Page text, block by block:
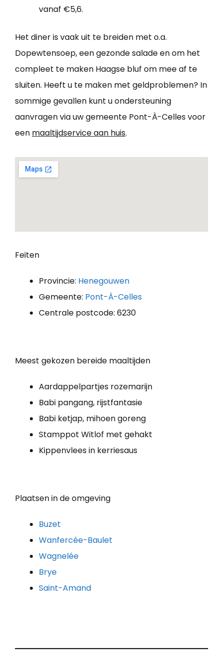
vanaf €5,6.
Het diner is vaak uit te breiden met o.a.
Dopewtensoep, een gezonde salade en om het
compleet te maken Haagse bluf om mee af te
sluiten. Heeft u te maken met geldproblemen? In
sommige gevallen kunt u ondersteuning
aanvragen via uw gemeente Pont-À-Celles voor
een maaltijdservice aan huis.
Feiten
Provincie: Henegouwen
Gemeente: Pont-À-Celles
Centrale postcode: 6230
Meest gekozen bereide maaltijden
Aardappelpartjes rozemarijn
Babi pangang, rijstfantasie
Babi ketjap, mihoen goreng
Stamppot Witlof met gehakt
Kippenvlees in kerriesaus
Plaatsen in de omgeving
Buzet
Wanfercée-Baulet
Wagnelée
Brye
Saint-Amand